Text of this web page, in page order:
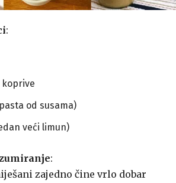
:
koprive
od susama)
veći limun)
:
zajedno čine vrlo dobar